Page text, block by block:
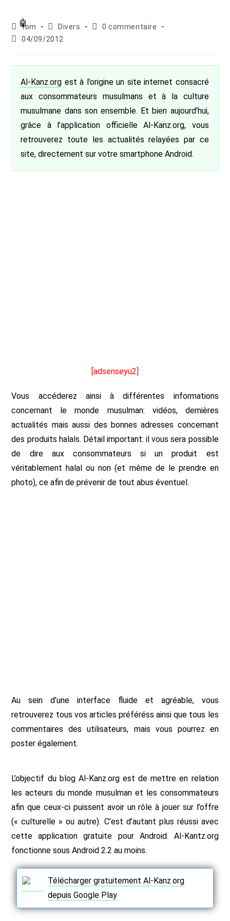
Auteur/autrice
de
tom
Post
category:
Divers
Commentaires
0 commentaire
Publication
04/09/2012
Al-Kanz.org est à l’origine un site internet consacré
aux consommateurs musulmans et à la culture
musulmane dans son ensemble. Et bien aujourd’hui,
grâce à l’application officielle Al-Kanz.org, vous
retrouverez toute les actualités relayées par ce
site, directement sur votre smartphone Android.
[adsenseyu2]
Vous accéderez ainsi à différentes informations
concernant le monde musulman: vidéos, dernières
actualités mais aussi des bonnes adresses concernant
des produits halals. Détail important: il vous sera possible
de dire aux consommateurs si un produit est
véritablement halal ou non (et même de le prendre en
photo), ce afin de prévenir de tout abus éventuel.
Au sein d’une interface fluide et agréable, vous
retrouverez tous vos articles préféréss ainsi que tous les
commentaires des utilisateurs, mais vous pourrez en
poster également.
L’objectif du blog Al-Kanz.org est de mettre en relation
les acteurs du monde musulman et les consommateurs
afin que ceux-ci puissent avoir un rôle à jouer sur l’offre
(« culturelle » ou autre). C’est d’autant plus réussi avec
cette application gratuite pour Android. Al-Kantz.org
fonctionne sous Android 2.2 au moins.
Télécharger gratuitement Al-Kanz.org
depuis Google Play